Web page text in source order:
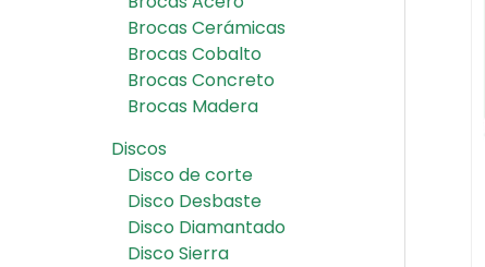
Brocas Cerámicas
Brocas Cobalto
Brocas Concreto
Brocas Madera
Discos
Disco de corte
Disco Desbaste
Disco Diamantado
Disco Sierra